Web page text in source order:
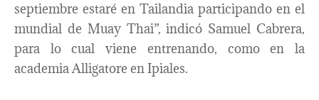
septiembre estaré en Tailandia participando en el
mundial de Muay Thai”, indicó Samuel Cabrera,
para lo cual viene entrenando, como en la
academia Alligatore en Ipiales.